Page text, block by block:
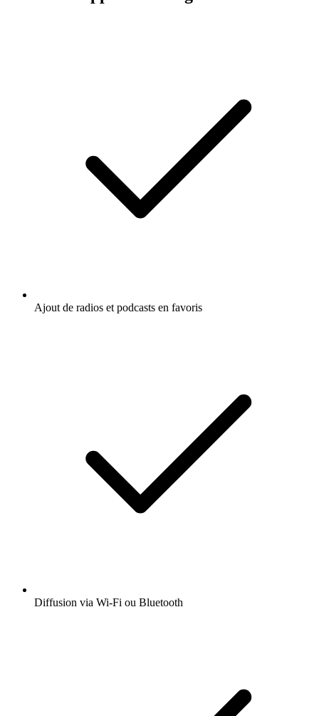
Ajout de radios et podcasts en favoris
Diffusion via Wi-Fi ou Bluetooth